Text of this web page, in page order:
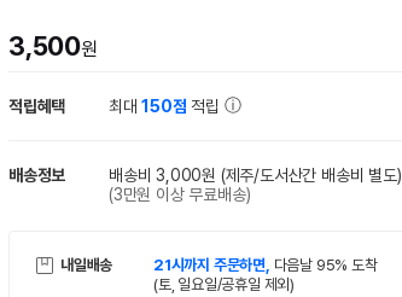
3,500원
적립혜택 최대150점 적립
배송정보 배송비 3,000원 (제주/도서산간 배송비 별도)
(3만원 이상 무료배송)
내일배송 21시까지 주문하면, 다음날 95% 도착
(토, 일요일/공휴일 제외)